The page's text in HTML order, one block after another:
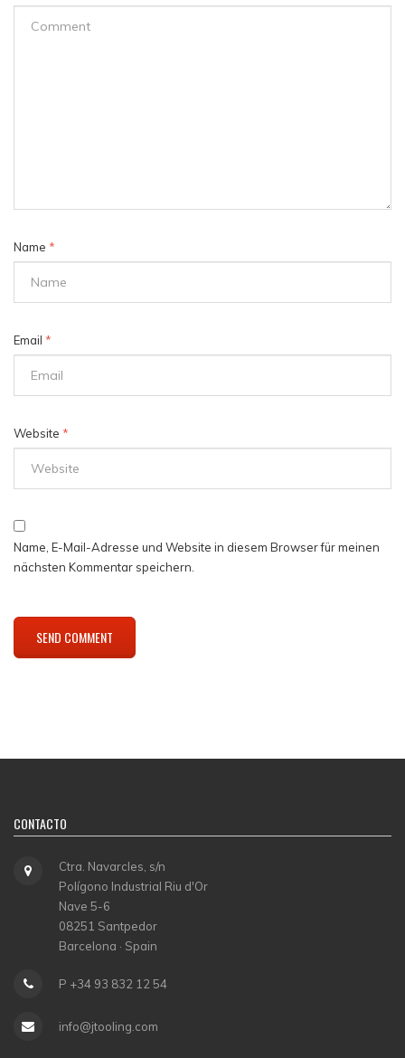
Name *
Email *
Website *
Name, E-Mail-Adresse und Website in diesem Browser für meinen
nächsten Kommentar speichern.
CONTACTO
Ctra. Navarcles, s/n
Polígono Industrial Riu d'Or
Nave 5-6
08251 Santpedor
Barcelona · Spain
P +34 93 832 12 54
info@jtooling.com